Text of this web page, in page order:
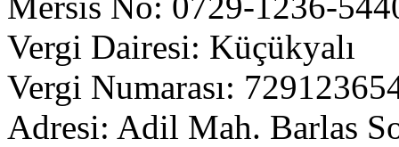
Vergi Dairesi: Küçükyalı
Vergi Numarası:
Adresi: Adil Mah. Barlas